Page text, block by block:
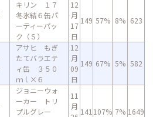
キリン １７
冬氷結６缶パ
ーティーパッ
ク（Ｓ）
12
月
17
日
149 57% 8% 623
アサヒ もぎ
たてバラエテ
ィ缶 ３５０
ｍｌ×６
12
月
09
日
149 67% 5% 582
ジョニーウォ
ーカー トリ
プルグレー
11
月
141 107% 7% 1649